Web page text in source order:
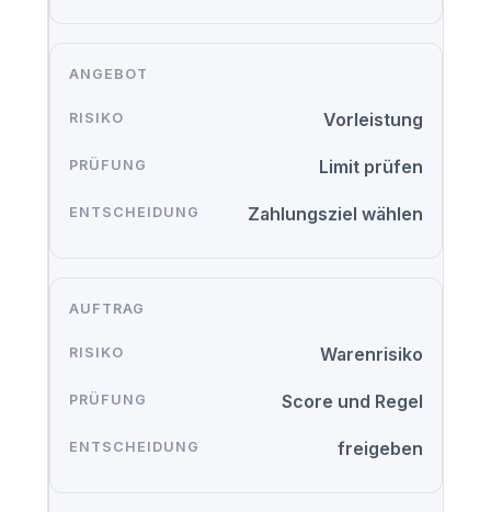
ANGEBOT
Vorleistung
Limit prüfen
Zahlungsziel wählen
AUFTRAG
Warenrisiko
Score und Regel
freigeben